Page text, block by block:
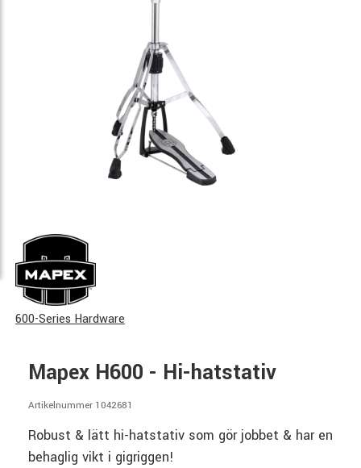
600-Series Hardware
Mapex H600 - Hi-hatstativ
Artikelnummer 1042681
Robust & lätt hi-hatstativ som gör jobbet & har en
behaglig vikt i gigriggen!